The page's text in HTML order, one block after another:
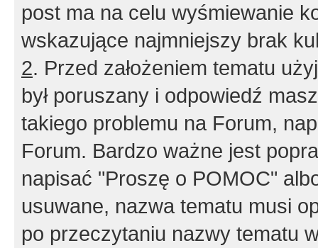
post ma na celu wyśmiewanie
wskazujące najmniejszy brak
2. Przed założeniem tematu
był poruszany i odpowiedź
takiego problemu na Forum,
Forum. Bardzo ważne jest
napisać "Proszę o POMOC"
usuwane, nazwa tematu musi
po przeczytaniu nazwy tematu